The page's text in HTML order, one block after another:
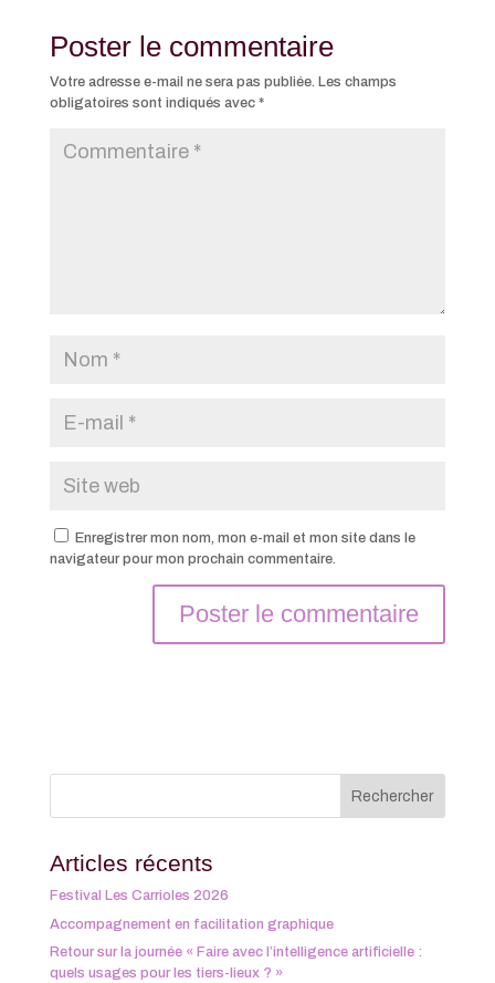
Poster le commentaire
Votre adresse e-mail ne sera pas publiée. Les champs
obligatoires sont indiqués avec *
Enregistrer mon nom, mon e-mail et mon site dans le
navigateur pour mon prochain commentaire.
Articles récents
Festival Les Carrioles 2026
Accompagnement en facilitation graphique
Retour sur la journée « Faire avec l’intelligence artificielle :
quels usages pour les tiers-lieux ? »